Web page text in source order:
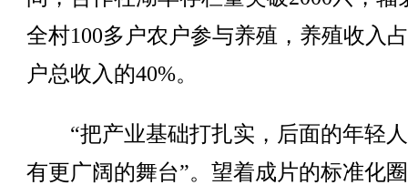
全村100多户农户参与养殖，养殖收入
户总收入的40%。
“把产业基础打扎实，后面的年轻
有更广阔的舞台”。望着成片的标准化